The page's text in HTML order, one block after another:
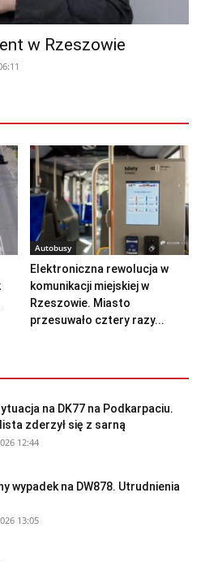
w Rzeszowie
Autobusy
Elektroniczna rewolucja w
komunikacji miejskiej w
Rzeszowie. Miasto
przesuwało cztery razy...
na DK77 na Podkarpaciu.
zderzył się z sarną
12:44
wypadek na DW878. Utrudnienia
13:05